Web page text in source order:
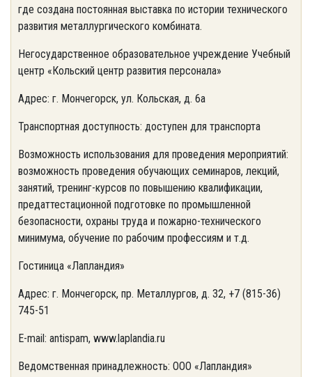
где создана постоянная выставка по истории технического
развития металлургического комбината.
Негосударственное образовательное учреждение Учебный
центр «Кольский центр развития персонала»
Адрес: г. Мончегорск, ул. Кольская, д. 6а
Транспортная доступность: доступен для транспорта
Возможность использования для проведения мероприятий:
возможность проведения обучающих семинаров, лекций,
занятий, тренинг-курсов по повышению квалификации,
предаттестационной подготовке по промышленной
безопасности, охраны труда и пожарно-технического
минимума, обучение по рабочим профессиям и т.д.
Гостиница «Лапландия»
Адрес: г. Мончегорск, пр. Металлургов, д. 32, +7 (815-36)
745-51
E-mail: antispam, www.laplandia.ru
Ведомственная принадлежность: ООО «Лапландия»